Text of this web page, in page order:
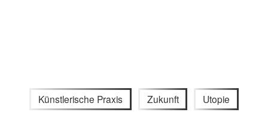
Künstlerische Praxis Zukunft Utopie